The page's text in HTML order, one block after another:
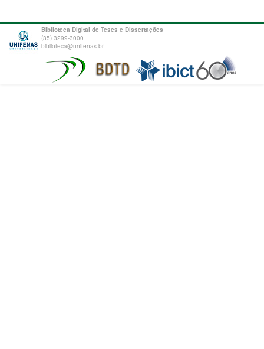
Biblioteca Digital de Teses e Dissertações
(35) 3299-3000
biblioteca@unifenas.br